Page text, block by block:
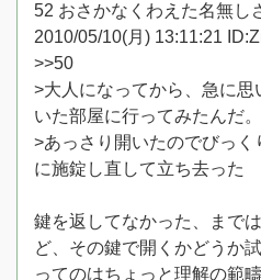
52 おさかなくわえた名無し
2010/05/10(月) 13:11:21
>>50
>大人になってから、急に
いた部屋に行ってみたんだ。
>あっさり開いたのでびっ
に施錠し直して立ち去った
鍵を返してなかった、まで
ど、その鍵で開くかどうか
ってのはちょっと理解の範